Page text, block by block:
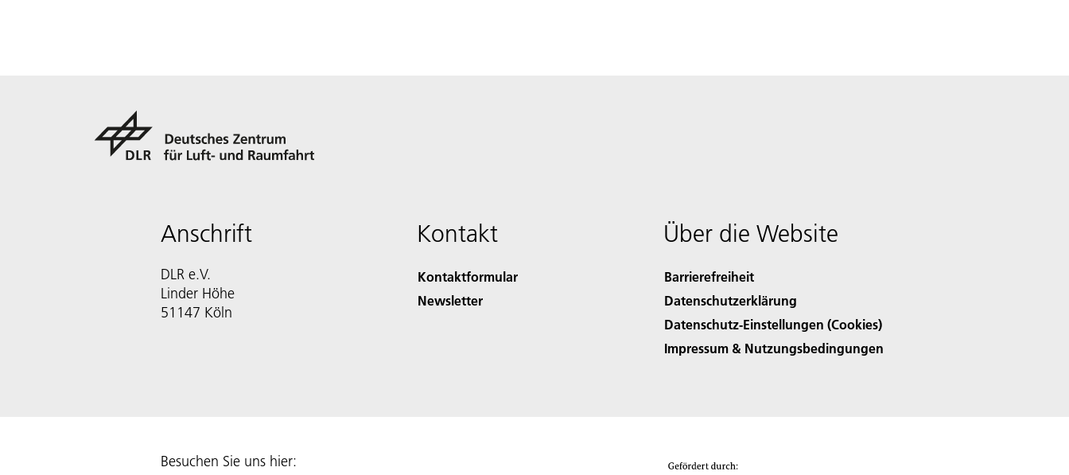
Anschrift
DLR e.V.
Linder Höhe
51147 Köln
Kontakt
Kontaktformular
Newsletter
Über die Website
Barrierefreiheit
Datenschutzerklärung
Datenschutz-Einstellungen (Cookies)
Impressum & Nutzungsbedingungen
Besuchen Sie uns hier: